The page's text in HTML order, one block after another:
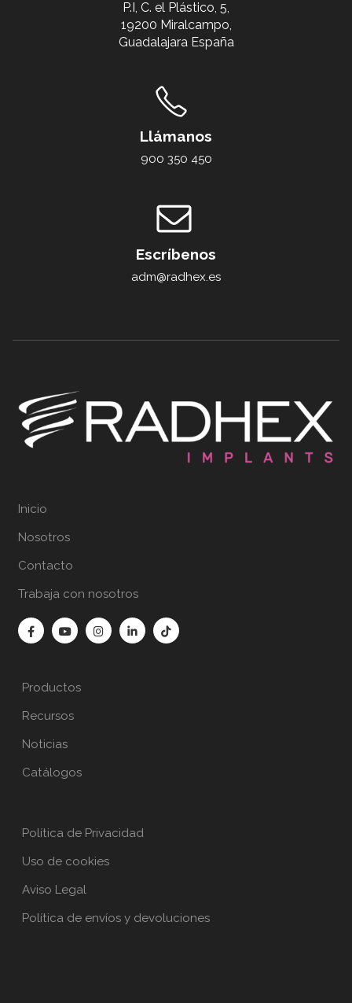
P.I, C. el Plástico, 5,
19200 Miralcampo,
Guadalajara España
Llámanos
900 350 450
Escríbenos
adm@radhex.es
Inicio
Nosotros
Contacto
Trabaja con nosotros
Productos
Recursos
Noticias
Catálogos
Política de Privacidad
Uso de cookies
Aviso Legal
Política de envíos y devoluciones